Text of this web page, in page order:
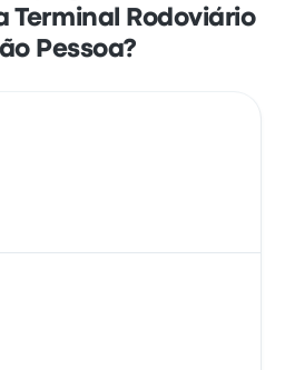
Terminal Rodoviário
Pessoa?